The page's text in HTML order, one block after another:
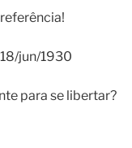
jun/1930
para se libertar?